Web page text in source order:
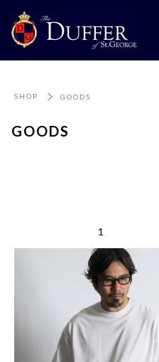
SHOP GOODS
GOODS